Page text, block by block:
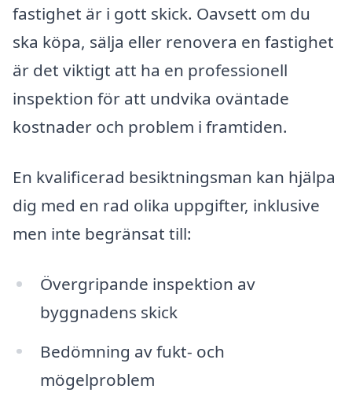
fastighet är i gott skick. Oavsett om du
ska köpa, sälja eller renovera en fastighet
är det viktigt att ha en professionell
inspektion för att undvika oväntade
kostnader och problem i framtiden.
En kvalificerad besiktningsman kan hjälpa
dig med en rad olika uppgifter, inklusive
men inte begränsat till:
Övergripande inspektion av
byggnadens skick
Bedömning av fukt- och
mögelproblem